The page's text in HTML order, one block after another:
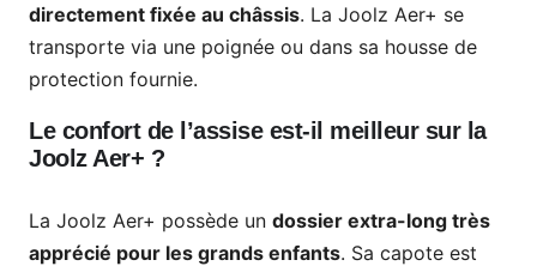
directement fixée au châssis. La Joolz Aer+ se
transporte via une poignée ou dans sa housse de
protection fournie.
Le confort de l’assise est-il meilleur sur la
Joolz Aer+ ?
La Joolz Aer+ possède un dossier extra-long très
apprécié pour les grands enfants. Sa capote est